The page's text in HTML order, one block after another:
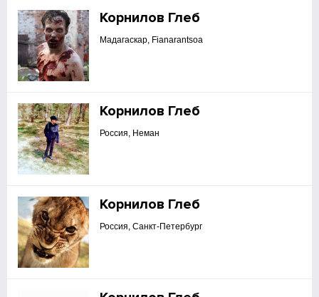
Корнилов Глеб
Мадагаскар, Fianarantsoa
Корнилов Глеб
Россия, Неман
Корнилов Глеб
Россия, Санкт-Петербург